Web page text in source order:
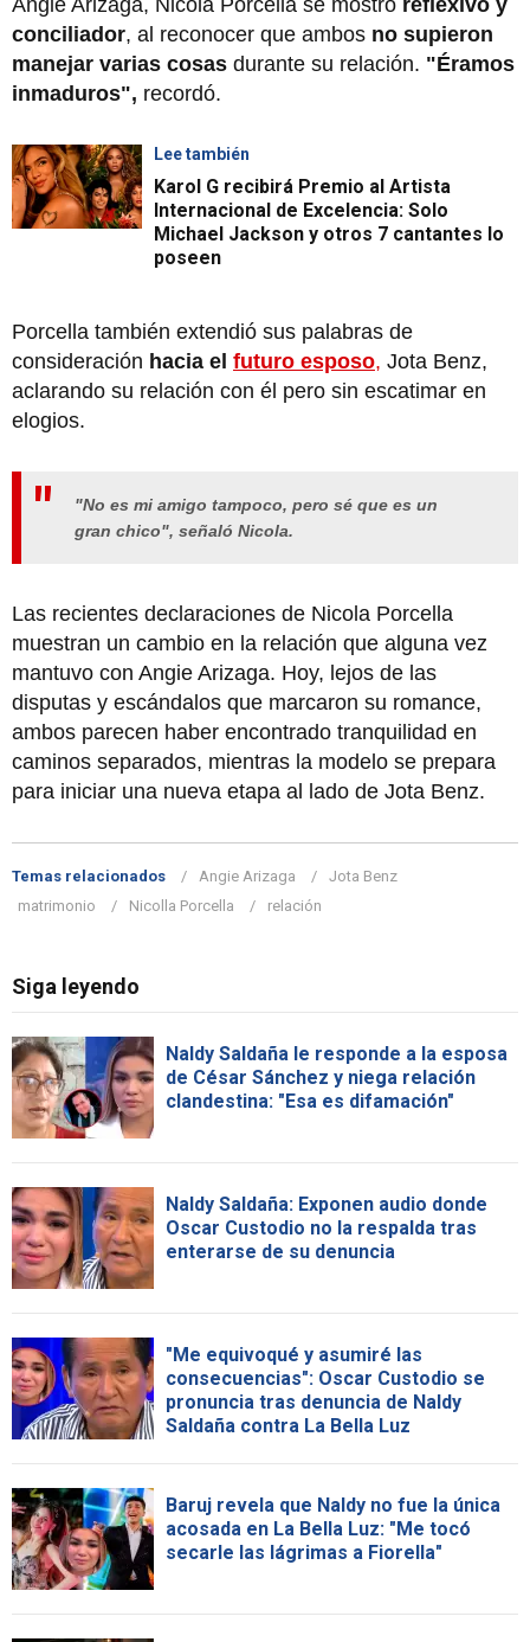
Angie Arizaga, Nicola Porcella se mostró reflexivo y
conciliador, al reconocer que ambos no supieron
manejar varias cosas durante su relación. "Éramos
inmaduros", recordó.
Lee también
Karol G recibirá Premio al Artista
Internacional de Excelencia: Solo
Michael Jackson y otros 7 cantantes lo
poseen
Porcella también extendió sus palabras de
consideración hacia el futuro esposo, Jota Benz,
aclarando su relación con él pero sin escatimar en
elogios.
"No es mi amigo tampoco, pero sé que es un
gran chico", señaló Nicola.
Las recientes declaraciones de Nicola Porcella
muestran un cambio en la relación que alguna vez
mantuvo con Angie Arizaga. Hoy, lejos de las
disputas y escándalos que marcaron su romance,
ambos parecen haber encontrado tranquilidad en
caminos separados, mientras la modelo se prepara
para iniciar una nueva etapa al lado de Jota Benz.
Temas relacionados Angie Arizaga
Jota Benz
matrimonio
Nicolla Porcella relación
Siga leyendo
Naldy Saldaña le responde a la esposa
de César Sánchez y niega relación
clandestina: "Esa es difamación"
Naldy Saldaña: Exponen audio donde
Oscar Custodio no la respalda tras
enterarse de su denuncia
"Me equivoqué y asumiré las
consecuencias": Oscar Custodio se
pronuncia tras denuncia de Naldy
Saldaña contra La Bella Luz
Baruj revela que Naldy no fue la única
acosada en La Bella Luz: "Me tocó
secarle las lágrimas a Fiorella"